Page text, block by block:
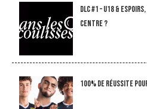
DLC #1 – U18 &
Centre ?
100% de réussite